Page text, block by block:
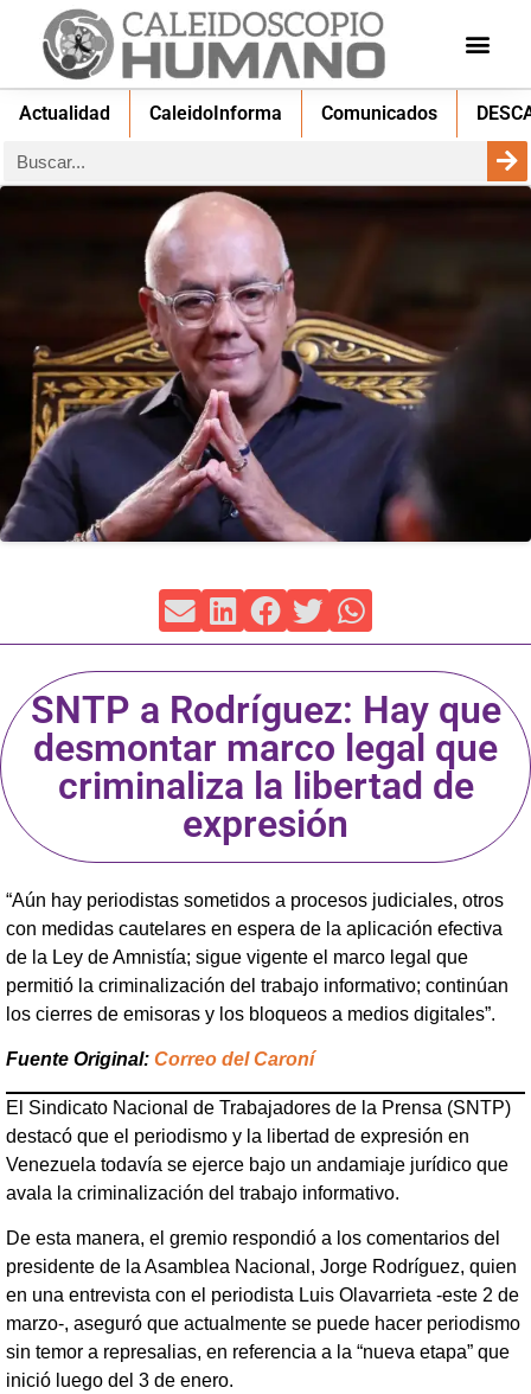
Actualidad CaleidoInforma Comunicados
SNTP a Rodríguez: Hay que
desmontar marco legal que
criminaliza la libertad de
expresión
“Aún hay periodistas sometidos a procesos judiciales, otros
con medidas cautelares en espera de la aplicación efectiva
de la Ley de Amnistía; sigue vigente el marco legal que
permitió la criminalización del trabajo informativo; continúan
los cierres de emisoras y los bloqueos a medios digitales”.
Fuente Original: Correo del Caroní
El Sindicato Nacional de Trabajadores de la Prensa (SNTP)
destacó que el periodismo y la libertad de expresión en
Venezuela todavía se ejerce bajo un andamiaje jurídico que
avala la criminalización del trabajo informativo.
De esta manera, el gremio respondió a los comentarios del
presidente de la Asamblea Nacional, Jorge Rodríguez, quien
en una entrevista con el periodista Luis Olavarrieta -este 2 de
marzo-, aseguró que actualmente se puede hacer periodismo
sin temor a represalias, en referencia a la “nueva etapa” que
inició luego del 3 de enero.